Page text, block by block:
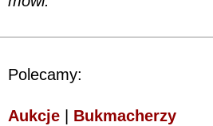
Polecamy:
Aukcje Bukmacherzy